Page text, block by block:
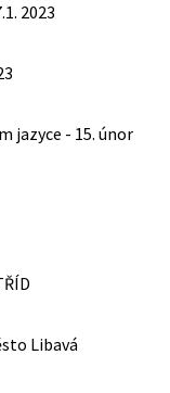
2023
jazyce - 15. únor
Libavá